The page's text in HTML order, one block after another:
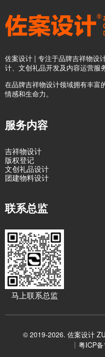
佐案设计 | 专注于品牌吉祥物设
计、文创礼品开发及内容运营服务
在品牌吉祥物设计领域拥有丰富
情感和生命力。
服务内容
吉祥物设计
版权登记
文创礼品设计
团建物料设计
联系总监
马上联系总监
© 2019-2026. 佐案设计
粤ICP